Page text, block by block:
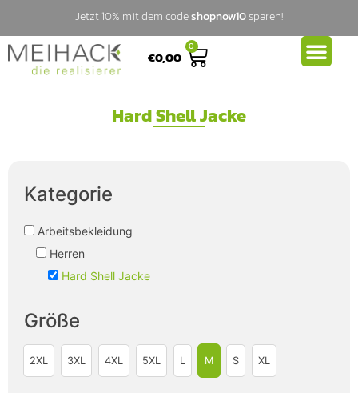
Jetzt 10% mit dem codeshopnow10sparen!
€0,00
0
Hard Shell Jacke
Kategorie
Arbeitsbekleidung
Herren
Hard Shell Jacke
Größe
2XL 3XL 4XL 5XL L M S XL